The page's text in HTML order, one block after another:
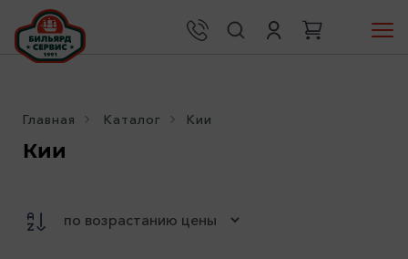
Главная Каталог Кии
Кии